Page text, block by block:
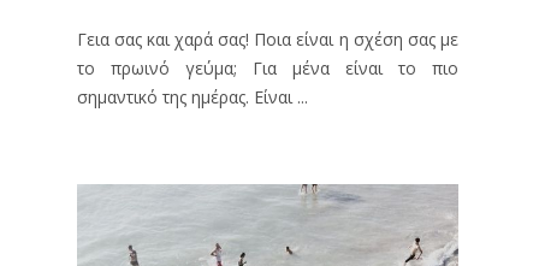
Γεια σας και χαρά σας! Ποια είναι η σχέση σας με
το πρωινό γεύμα; Για μένα είναι το πιο
σημαντικό της ημέρας. Είναι ...